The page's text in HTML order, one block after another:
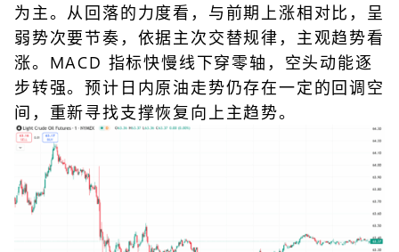
为主。从回落的力度看，与前期上涨相对比，呈
弱势次要节奏，依据主次交替规律，主观趋势看
涨。MACD 指标快慢线下穿零轴，空头动能逐
步转强。预计日内原油走势仍存在一定的回调空
间，重新寻找支撑恢复向上主趋势。